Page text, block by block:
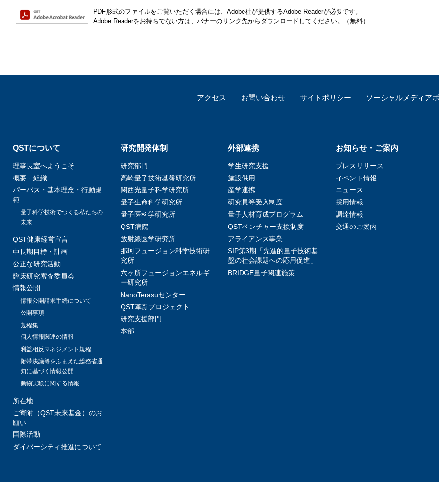
PDF形式のファイルをご覧いただく場合には、Adobe社が提供するAdobe Readerが必要です。
Adobe Readerをお持ちでない方は、バナーのリンク先からダウンロードしてください。（無料）
アクセス お問い合わせ サイトポリシー ソーシャルメディア
QSTについて
理事長室へようこそ
概要・組織
パーパス・基本理念・行動規
範
量子科学技術でつくる私たちの
未来
QST健康経営宣言
中長期目標・計画
公正な研究活動
臨床研究審査委員会
情報公開
情報公開請求手続について
公開事項
規程集
個人情報関連の情報
利益相反マネジメント規程
附帯決議等をふまえた総務省通
知に基づく情報公開
動物実験に関する情報
所在地
ご寄附（QST未来基金）のお
願い
国際活動
ダイバーシティ推進について
研究開発体制
研究部門
高崎量子技術基盤研究所
関西光量子科学研究所
量子生命科学研究所
量子医科学研究所
QST病院
放射線医学研究所
那珂フュージョン科学技術研
究所
六ヶ所フュージョンエネルギ
ー研究所
NanoTerasuセンター
QST革新プロジェクト
研究支援部門
本部
外部連携
学生研究支援​
施設供用
産学連携
研究員等受入制度
量子人材育成プログラム
QSTベンチャー支援制度
アライアンス事業
SIP第3期「先進的量子技術基
盤の社会課題への応用促進」
BRIDGE量子関連施策
お知らせ・ご案内
プレスリリース
イベント情報
ニュース
採用情報
調達情報
交通のご案内